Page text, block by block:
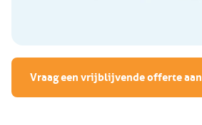
Vraag een vrijblijvende offerte aan